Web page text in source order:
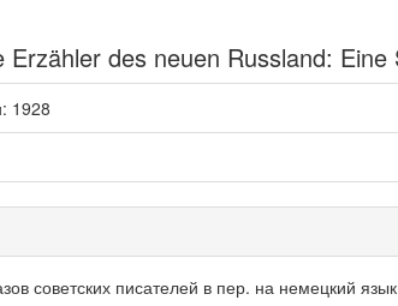
Erzähler des neuen Russland:
: 1928
советских писателей в пер. на немецкий